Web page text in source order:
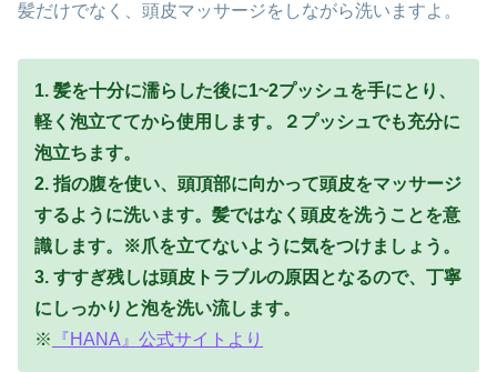
髪だけでなく、頭皮マッサージをしながら洗いますよ。
1. 髪を十分に濡らした後に1~2プッシュを手にとり、
軽く泡立ててから使用します。２プッシュでも充分に
泡立ちます。
2. 指の腹を使い、頭頂部に向かって頭皮をマッサージ
するように洗います。髪ではなく頭皮を洗うことを意
識します。※爪を立てないように気をつけましょう。
3. すすぎ残しは頭皮トラブルの原因となるので、丁寧
にしっかりと泡を洗い流します。
※
『HANA』公式サイトより